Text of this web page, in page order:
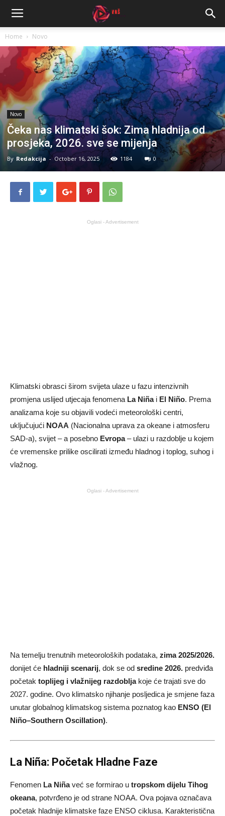
Home Novo
Novo
Čeka nas klimatski šok: Zima hladnija od
prosjeka, 2026. sve se mijenja
By Redakcija - October 16, 2025 1184 0
Oglasi - Advertisement
Klimatski obrasci širom svijeta ulaze u fazu intenzivnih
promjena uslijed utjecaja fenomena La Niñai El Niño. Prema
analizama koje su objavili vodeći meteorološki centri,
uključujući NOAA (Nacionalna uprava za okeane i atmosferu
SAD-a), svijet – a posebno Evropa– ulazi u razdoblje u kojem
će vremenske prilike oscilirati između hladnog i toplog, suhog i
vlažnog.
Oglasi - Advertisement
Na temelju trenutnih meteoroloških podataka, zima 2025/2026.
donijet će hladniji scenarij, dok se od sredine 2026. predviđa
početak toplijeg i vlažnijeg razdobljakoje će trajati sve do
2027. godine. Ovo klimatsko njihanje posljedica je smjene faza
unutar globalnog klimatskog sistema poznatog kao ENSO (El
Niño–Southern Oscillation).
La Niña: Početak Hladne Fazе
Fenomen La Niñaveć se formirao u tropskom dijelu Tihog
okeana, potvrđeno je od strane NOAA. Ova pojava označava
početak hladnije klimatske faze ENSO ciklusa. Karakteristična